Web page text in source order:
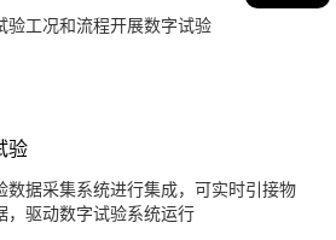
验工况和流程开展数字试验
验
数据采集系统进行集成，可实时引接物
，驱动数字试验系统运行